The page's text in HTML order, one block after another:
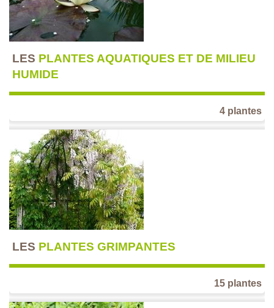
LES PLANTES AQUATIQUES ET DE MILIEU
HUMIDE
4 plantes
LES PLANTES GRIMPANTES
15 plantes